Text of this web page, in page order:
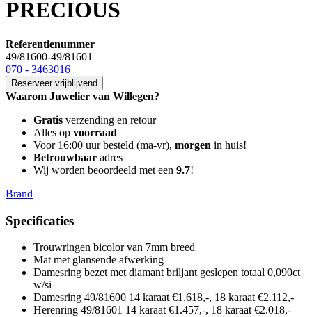
PRECIOUS
Referentienummer
49/81600-49/81601
070 - 3463016
Reserveer vrijblijvend
Waarom Juwelier van Willegen?
Gratis verzending en retour
Alles op voorraad
Voor 16:00 uur besteld (ma-vr), morgen in huis!
Betrouwbaar adres
Wij worden beoordeeld met een 9.7!
Brand
Specificaties
Trouwringen bicolor van 7mm breed
Mat met glansende afwerking
Damesring bezet met diamant briljant geslepen totaal 0,090ct
w/si
Damesring 49/81600 14 karaat €1.618,-, 18 karaat €2.112,-
Herenring 49/81601 14 karaat €1.457,-, 18 karaat €2.018,-